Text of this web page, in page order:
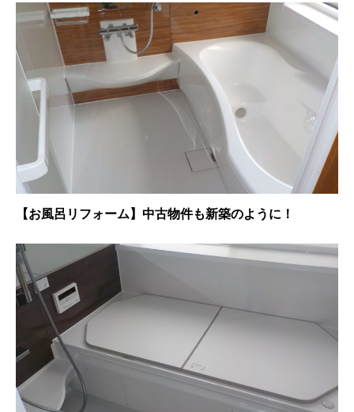
【お風呂リフォーム】中古物件も新築のように！